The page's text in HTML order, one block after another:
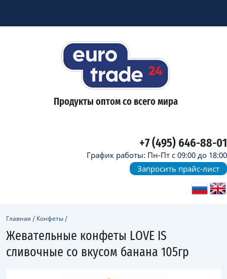
Продукты оптом со всего мира
+7 (495) 646-88-01
График работы: Пн-Пт с 09:00 до 18:00
Запросить прайс-лист
Главная / Конфеты /
Жевательные конфеты LOVE IS
сливочные со вкусом банана 105гр